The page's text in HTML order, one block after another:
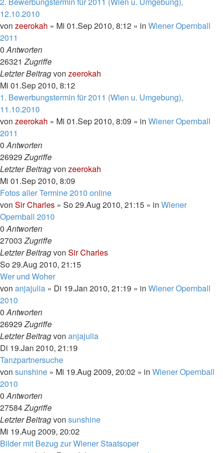
12.10.2010
von zeerokah » Mi 01.Sep 2010, 8:12 » in Wiener Opernball
2011
0Antworten
26321Zugriffe
Letzter Beitragvon zeerokah
Mi 01.Sep 2010, 8:12
1. Bewerbungstermin für 2011 (Wien u. Umgebung),
11.10.2010
von zeerokah » Mi 01.Sep 2010, 8:09 » in Wiener Opernball
2011
0Antworten
26929Zugriffe
Letzter Beitragvon zeerokah
Mi 01.Sep 2010, 8:09
Fotos aller Termine 2010 online
von Sir Charles » So 29.Aug 2010, 21:15 » in Wiener
Opernball 2010
0Antworten
27003Zugriffe
Letzter Beitragvon Sir Charles
So 29.Aug 2010, 21:15
Wer und Woher
von anjajulia » Di 19.Jan 2010, 21:19 » in Wiener Opernball
2010
0Antworten
26929Zugriffe
Letzter Beitragvon anjajulia
Di 19.Jan 2010, 21:19
Tanzpartnersuche
von sunshine » Mi 19.Aug 2009, 20:02 » in Wiener Opernball
2010
0Antworten
27584Zugriffe
Letzter Beitragvon sunshine
Mi 19.Aug 2009, 20:02
Bilder mit Bezug zur Wiener Staatsoper